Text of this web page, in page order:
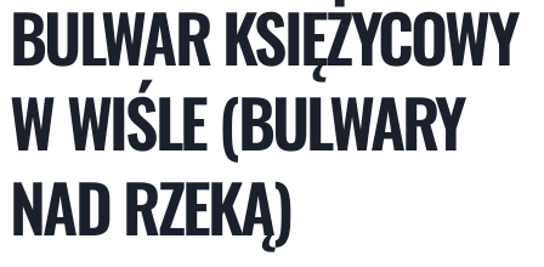
BULWAR KSIĘŻYCOWY
W WIŚLE (BULWARY
NAD RZEKĄ)